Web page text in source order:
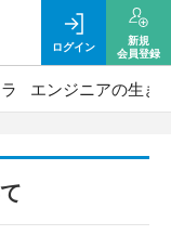
ログイン
新規
会員登録
エンジニアの生き